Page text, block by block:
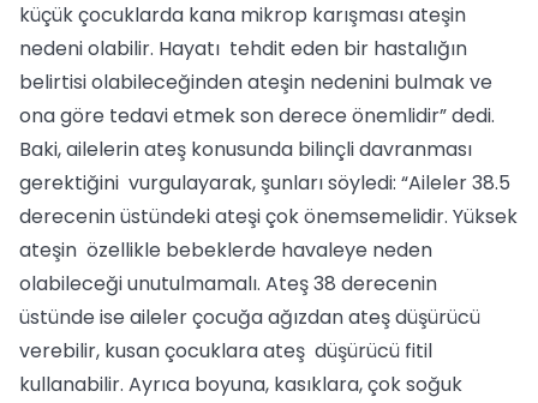
küçük çocuklarda kana mikrop karışması ateşin
nedeni olabilir. Hayatı tehdit eden bir hastalığın
belirtisi olabileceğinden ateşin nedenini bulmak ve
ona göre tedavi etmek son derece önemlidir” dedi.
Baki, ailelerin ateş konusunda bilinçli davranması
gerektiğini vurgulayarak, şunları söyledi: “Aileler 38.5
derecenin üstündeki ateşi çok önemsemelidir. Yüksek
ateşin özellikle bebeklerde havaleye neden
olabileceği unutulmamalı. Ateş 38 derecenin
üstünde ise aileler çocuğa ağızdan ateş düşürücü
verebilir, kusan çocuklara ateş düşürücü fitil
kullanabilir. Ayrıca boyuna, kasıklara, çok soğuk